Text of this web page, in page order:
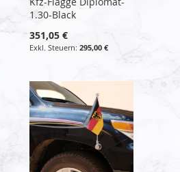
1.30-Black
351,05 €
295,00 €